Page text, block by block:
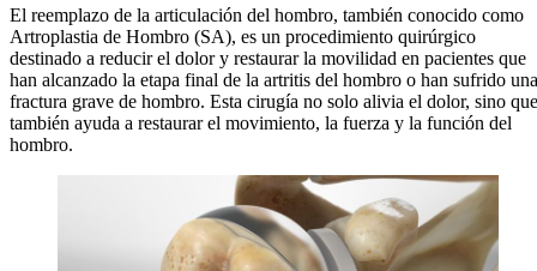
El reemplazo de la articulación del hombro, también conocido como
Artroplastia de Hombro (SA), es un procedimiento quirúrgico
destinado a reducir el dolor y restaurar la movilidad en pacientes que
han alcanzado la etapa final de la artritis del hombro o han sufrido una
fractura grave de hombro. Esta cirugía no solo alivia el dolor, sino que
también ayuda a restaurar el movimiento, la fuerza y la función del
hombro.